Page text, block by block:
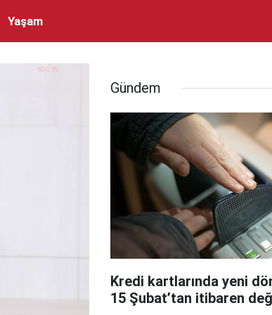
Yaşam
Gündem
Kredi kartlarında yeni
15 Şubat’tan itibaren